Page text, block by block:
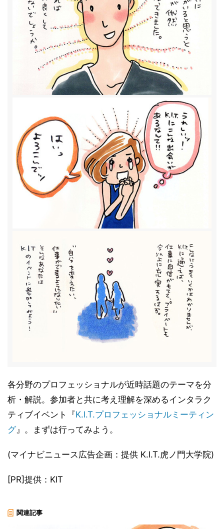
各分野のプロフェッショナルが近時話題のテーマを分
析・解説。参加者と共に考え理解を深めるインタラク
ティブイベント『K.I.T.プロフェッショナルミーティン
グ』。まずは行ってみよう。
(マイナビニュース広告企画：提供 K.I.T.虎ノ門大学院)
[PR]提供：KIT
関連記事